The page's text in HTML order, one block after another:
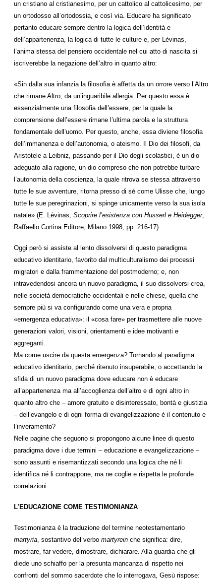
un cristiano al cristianesimo, per un cattolico al cattolicesimo, per
un ortodosso all’ortodossia, e così via. Educare ha significato
pertanto educare sempre dentro la logica dell’identità e
dell’appartenenza, la logica di tutte le culture e, per Lévinas,
l’anima stessa del pensiero occidentale nel cui atto di nascita si
iscriverebbe la negazione dell’altro in quanto altro:
«Sin dalla sua infanzia la filosofia è affetta da un orrore verso l’Altro
che rimane Altro, da un’inguaribile allergia. Per questo essa è
essenzialmente una filosofia dell’essere, per la quale la
comprensione dell’essere rimane l’ultima parola e la struttura
fondamentale dell’uomo. Per questo, anche, essa diviene filosofia
dell’immanenza e dell’autonomia, o ateismo. Il Dio dei filosofi, da
Aristotele a Leibniz, passando per il Dio degli scolastici, è un dio
adeguato alla ragione, un dio compreso che non potrebbe turbare
l’autonomia della coscienza, la quale ritrova se stessa attraverso
tutte le sue avventure, ritorna presso di sé come Ulisse che, lungo
tutte le sue peregrinazioni, si spinge unicamente verso la sua isola
natale» (E. Lévinas, Scoprire l’esistenza con Husserl e Heidegger,
Raffaello Cortina Editore, Milano 1998, pp. 216-17).
Oggi però si assiste al lento dissolversi di questo paradigma
educativo identitario, favorito dal multiculturalismo dei processi
migratori e dalla frammentazione del postmoderno; e, non
intravedendosi ancora un nuovo paradigma, il suo dissolversi crea,
nelle società democratiche occidentali e nelle chiese, quella che
sempre più si va configurando come una vera e propria
«emergenza educativa»: il «cosa fare» per trasmettere alle nuove
generazioni valori, visioni, orientamenti e idee motivanti e
aggreganti.
Ma come uscire da questa emergenza? Tornando al paradigma
educativo identitario, perché ritenuto insuperabile, o accettando la
sfida di un nuovo paradigma dove educare non è educare
all’appartenenza ma all’accoglienza dell’altro e di ogni altro in
quanto altro che – amore gratuito e disinteressato, bontà e giustizia
– dell’evangelo e di ogni forma di evangelizzazione è il contenuto e
l’inveramento?
Nelle pagine che seguono si propongono alcune linee di questo
paradigma dove i due termini – educazione e evangelizzazione –
sono assunti e risemantizzati secondo una logica che né li
identifica né li contrappone, ma ne coglie e rispetta le profonde
correlazioni.
L’EDUCAZIONE COME TESTIMONIANZA
Testimonianza è la traduzione del termine neotestamentario
martyria, sostantivo del verbo martyrein che significa: dire,
mostrare, far vedere, dimostrare, dichiarare. Alla guardia che gli
diede uno schiaffo per la presunta mancanza di rispetto nei
confronti del sommo sacerdote che lo interrogava, Gesù rispose: